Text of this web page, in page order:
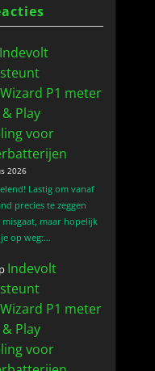
Indevolt
P1 meter
Play
voor
2026
Lastig om vanaf
precies te zeggen
maar hopelijk
op weg:…
Indevolt
P1 meter
Play
voor